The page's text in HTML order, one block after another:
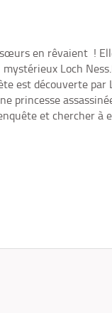
sœurs en rêvaient !
Loch
est découverte
princesse
et chercher